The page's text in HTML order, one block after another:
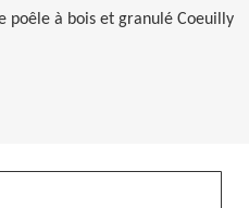
poêle à bois et granulé Coeuilly